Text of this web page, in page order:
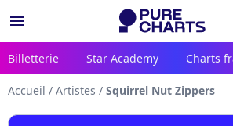
menu
Billetterie Star Academy Charts
Accueil / Artistes / Squirrel Nut Zippers